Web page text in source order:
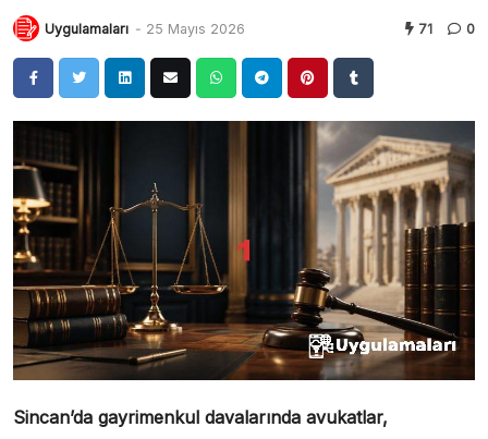
Uygulamaları - 25 Mayıs 2026 71 0
Sincan’da gayrimenkul davalarında avukatlar,